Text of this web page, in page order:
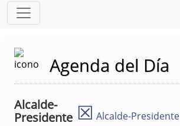
Agenda del Día
Alcalde-
Presidente ☒ Alcalde-Presidente